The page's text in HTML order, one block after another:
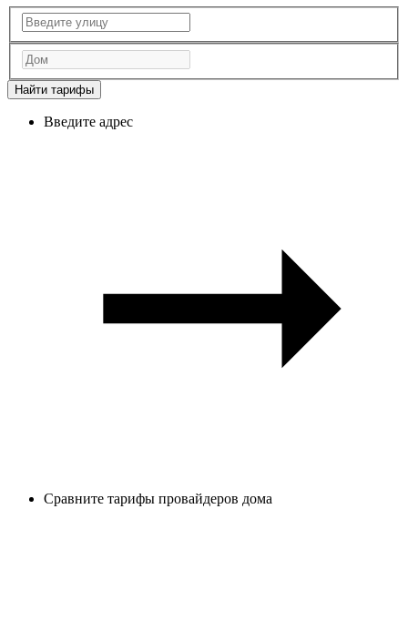
Найти тарифы
Введите адрес
Сравните тарифы провайдеров дома